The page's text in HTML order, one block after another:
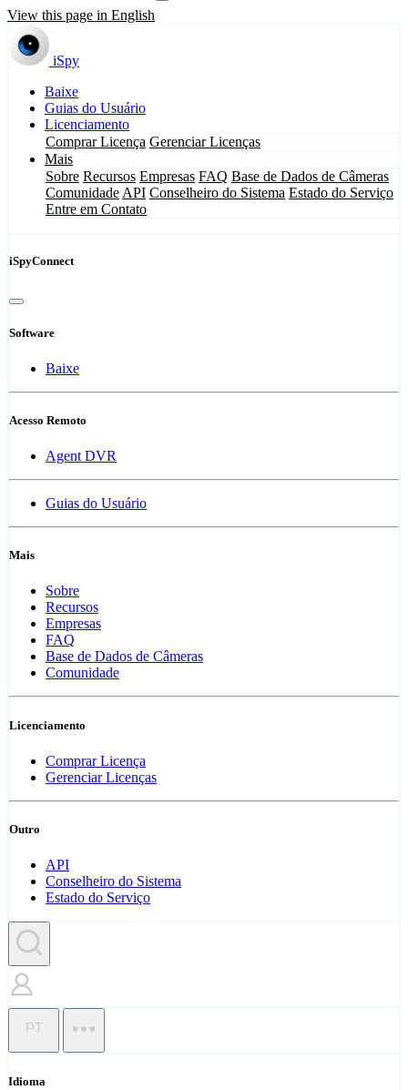
View this page in English
iSpy
Baixe
Guias do Usuário
Licenciamento
Comprar Licença Gerenciar Licenças
Mais
Sobre Recursos Empresas FAQ Base de Dados de Câmeras
Comunidade API Conselheiro do Sistema Estado do Serviço
Entre em Contato
iSpyConnect
Software
Baixe
Acesso Remoto
Agent DVR
Guias do Usuário
Mais
Sobre
Recursos
Empresas
FAQ
Base de Dados de Câmeras
Comunidade
Licenciamento
Comprar Licença
Gerenciar Licenças
Outro
API
Conselheiro do Sistema
Estado do Serviço
PT
Idioma